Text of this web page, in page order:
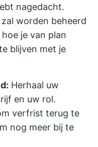
nagedacht.
worden beheerd
je van plan
blijven met je
Herhaal uw
en uw rol.
verfrist terug te
nog meer bij te